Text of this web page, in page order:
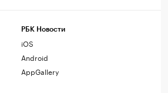
РБК Новости
iOS
Android
AppGallery